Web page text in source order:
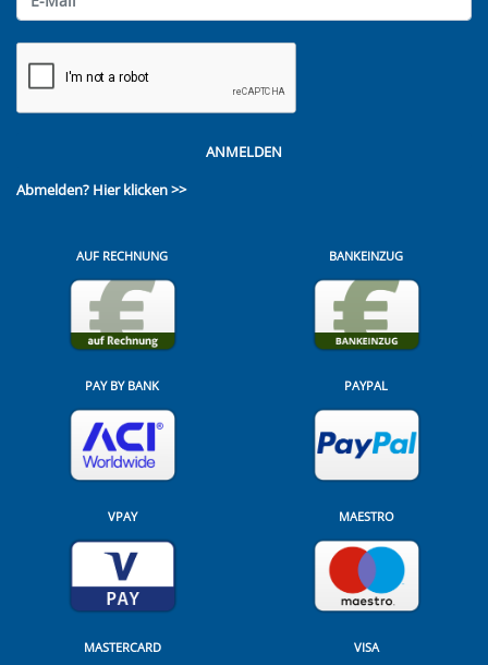
ANMELDEN
Abmelden? Hier klicken >>
AUF RECHNUNG BANKEINZUG
PAY BY BANK PAYPAL
VPAY MAESTRO
MASTERCARD VISA